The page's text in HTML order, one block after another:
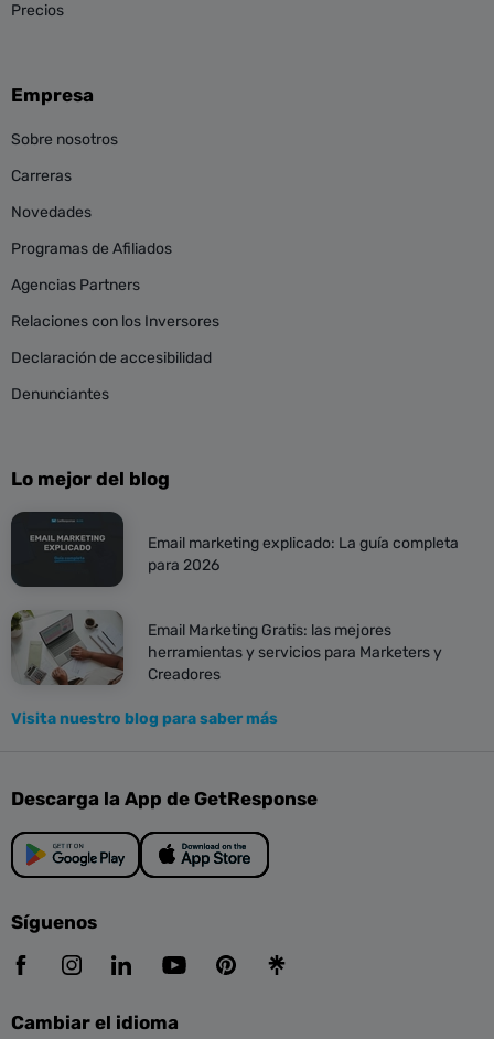
Precios
Empresa
Sobre nosotros
Carreras
Novedades
Programas de Afiliados
Agencias Partners
Relaciones con los Inversores
Declaración de accesibilidad
Denunciantes
Lo mejor del blog
Email marketing explicado: La guía completa
para 2026
Email Marketing Gratis: las mejores
herramientas y servicios para Marketers y
Creadores
Visita nuestro blog para saber más
Descarga la App de GetResponse
Síguenos
Cambiar el idioma